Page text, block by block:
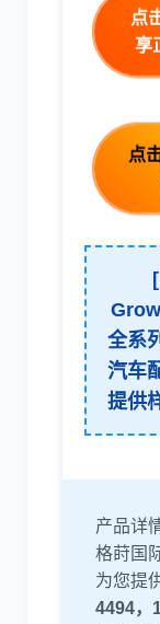
潍柴
点
享
点
全系
汽车
提供
产品详
格莳国
为您提
4494，